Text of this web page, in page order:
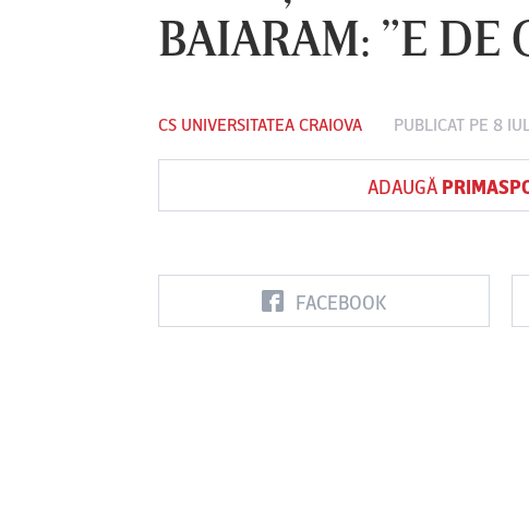
BAIARAM: ”E DE
CS UNIVERSITATEA CRAIOVA PUBLICAT PE 8
ADAUGĂ
FACEBOOK
FC Botoşani
Corvinul
Sepsi OSK Sf
Gheorghe